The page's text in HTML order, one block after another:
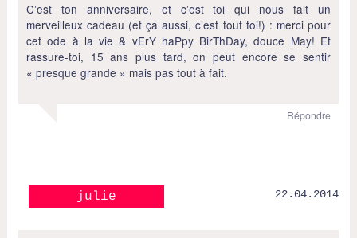
C’est ton anniversaire, et c’est toi qui nous fait un
merveilleux cadeau (et ça aussi, c’est tout toi!) : merci pour
cet ode à la vie & vErY haPpy BirThDay, douce May! Et
rassure-toi, 15 ans plus tard, on peut encore se sentir
« presque grande » mais pas tout à fait.
Répondre
julie 22.04.2014